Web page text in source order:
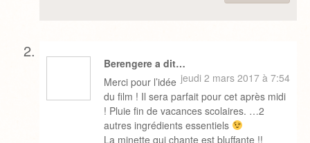
Berengere a dit…
jeudi 2 mars 2017 à 7:54
Merci pour l’idée
du film ! Il sera parfait pour cet après midi
! Pluie fin de vacances scolaires. …2
autres ingrédients essentiels
La minette qui chante est bluffante !!